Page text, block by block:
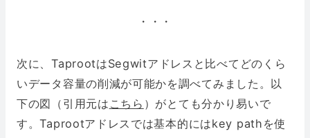
・・・
次に、TaprootはSegwitアドレスと比べてどのくら
いデータ容量の削減が可能かを調べてみました。以
下の図（引用元は こちら ）がとても分かり易いで
す。Taprootアドレスでは基本的にはkey pathを使